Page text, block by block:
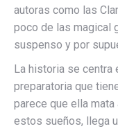
autoras como las
poco de las magical
suspenso y por
La historia se centra
preparatoria que
parece que ella mata
estos sueños, llega